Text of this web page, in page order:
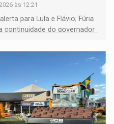
às 12:21
para Lula e Flávio; Fúria
continuidade do governador
ABAV faz evento em